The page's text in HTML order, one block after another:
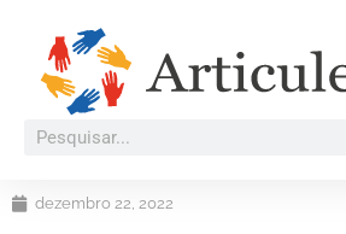
dezembro 22, 2022